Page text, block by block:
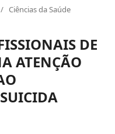
/ Ciências da Saúde
DE
ATENÇÃO